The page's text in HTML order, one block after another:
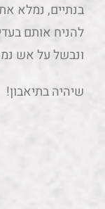
בנתיים, נמלא
להניח אותם
ונבשל על אש
שיהיה בתיאבון!